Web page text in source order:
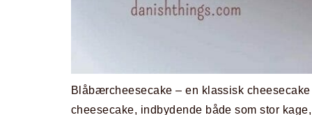
Blåbærcheesecake – en klassisk
cheesecake, indbydende både som stor